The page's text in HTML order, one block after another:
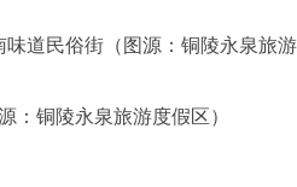
道民俗街（图源：铜陵永泉旅
：铜陵永泉旅游度假区）